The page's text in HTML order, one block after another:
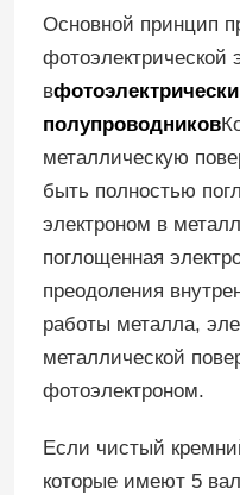
Основной принцип
фотоэлектрической
в
полупроводников
металлическую
быть полностью
электроном в
поглощенная
преодоления
работы металла,
металлической
фотоэлектроном.
Если чистый
которые имеют 5